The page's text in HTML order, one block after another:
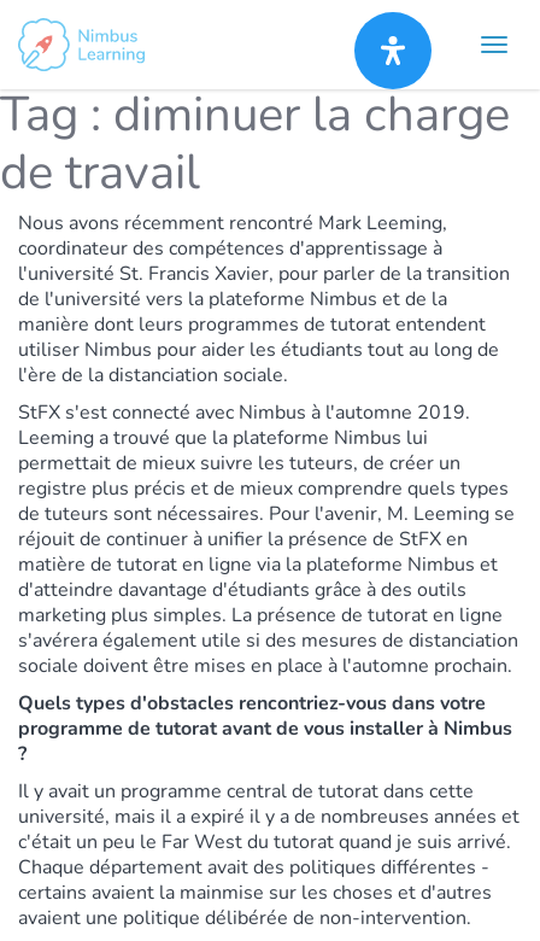
Tag : diminuer la charge
de travail
Nous avons récemment rencontré Mark Leeming,
coordinateur des compétences d'apprentissage à
l'université St. Francis Xavier, pour parler de la transition
de l'université vers la plateforme Nimbus et de la
manière dont leurs programmes de tutorat entendent
utiliser Nimbus pour aider les étudiants tout au long de
l'ère de la distanciation sociale.
StFX s'est connecté avec Nimbus à l'automne 2019.
Leeming a trouvé que la plateforme Nimbus lui
permettait de mieux suivre les tuteurs, de créer un
registre plus précis et de mieux comprendre quels types
de tuteurs sont nécessaires. Pour l'avenir, M. Leeming se
réjouit de continuer à unifier la présence de StFX en
matière de tutorat en ligne via la plateforme Nimbus et
d'atteindre davantage d'étudiants grâce à des outils
marketing plus simples. La présence de tutorat en ligne
s'avérera également utile si des mesures de distanciation
sociale doivent être mises en place à l'automne prochain.
Quels types d'obstacles rencontriez-vous dans votre
programme de tutorat avant de vous installer à Nimbus
?
Il y avait un programme central de tutorat dans cette
université, mais il a expiré il y a de nombreuses années et
c'était un peu le Far West du tutorat quand je suis arrivé.
Chaque département avait des politiques différentes -
certains avaient la mainmise sur les choses et d'autres
avaient une politique délibérée de non-intervention.